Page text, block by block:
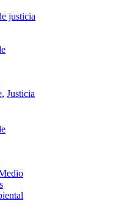
justicia
, Justicia